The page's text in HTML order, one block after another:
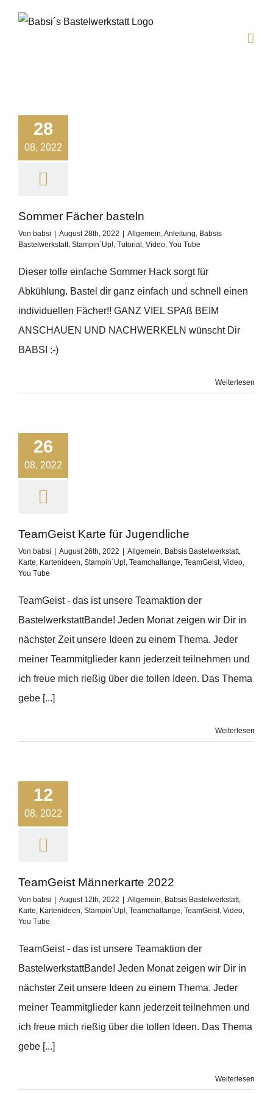
28
08, 2022
Sommer Fächer basteln
Von babsi August 28th, 2022 Allgemein,Anleitung, Babsis
Bastelwerkstatt, Stampin´Up!, Tutorial , Video, You Tube
Dieser tolle einfache Sommer Hack sorgt für
Abkühlung. Bastel dir ganz einfach und schnell einen
individuellen Fächer!! GANZ VIEL SPAß BEIM
ANSCHAUEN UND NACHWERKELN wünscht Dir
BABSI :-)
Weiterlesen
26
08, 2022
TeamGeist Karte für Jugendliche
Von babsi August 26th, 2022 Allgemein, Babsis Bastelwerkstatt,
Karte, Kartenideen, Stampin´Up!, Teamchallange, TeamGeist, Video,
You Tube
TeamGeist - das ist unsere Teamaktion der
BastelwerkstattBande! Jeden Monat zeigen wir Dir in
nächster Zeit unsere Ideen zu einem Thema. Jeder
meiner Teammitglieder kann jederzeit teilnehmen und
ich freue mich rießig über die tollen Ideen. Das Thema
gebe [...]
Weiterlesen
12
08, 2022
TeamGeist Männerkarte 2022
Von babsi August 12th, 2022 Allgemein, Babsis Bastelwerkstatt,
Karte, Kartenideen, Stampin´Up!, Teamchallange, TeamGeist, Video,
You Tube
TeamGeist - das ist unsere Teamaktion der
BastelwerkstattBande! Jeden Monat zeigen wir Dir in
nächster Zeit unsere Ideen zu einem Thema. Jeder
meiner Teammitglieder kann jederzeit teilnehmen und
ich freue mich rießig über die tollen Ideen. Das Thema
gebe [...]
Weiterlesen